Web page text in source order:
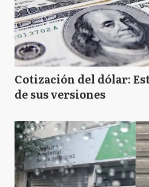
Cotización del dólar:
de sus versiones